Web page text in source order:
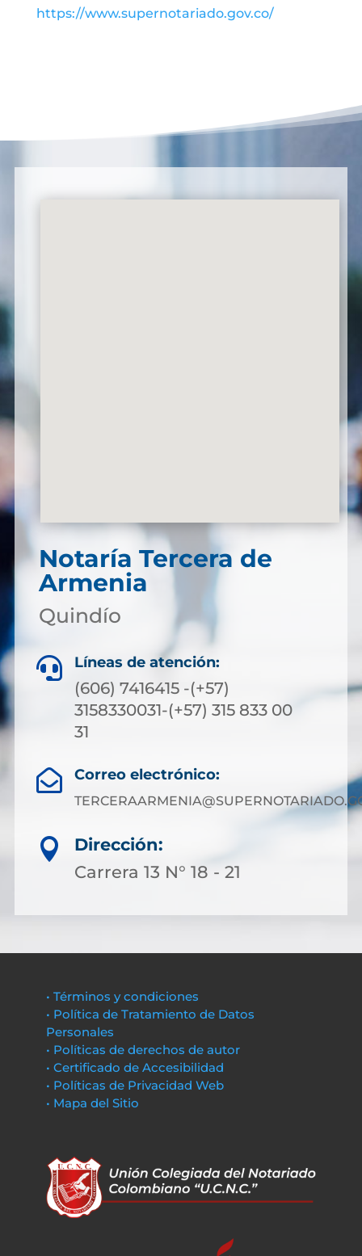
https://www.supernotariado.gov.co/
Notaría Tercera de
Armenia
Quindío
 Líneas de atención:
(606) 7416415 -(+57)
3158330031-(+57) 315 833 00
31
 Correo electrónico:

Dirección:
Carrera 13 N° 18 - 21
• Términos y condiciones
• Política de Tratamiento de Datos
Personales
• Políticas de derechos de autor
• Certificado de Accesibilidad
• Políticas de Privacidad Web
• Mapa del Sitio